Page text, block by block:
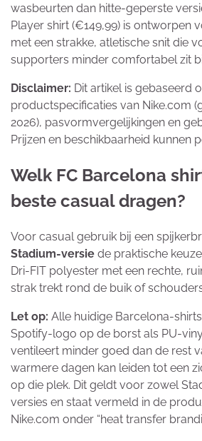
wasbeurten dan hitte-geperste
Player shirt (€149,99) is ontworpen
met een strakke, atletische snit die
supporters minder comfortabel zit
Disclaimer: Dit artikel is gebaseerd
productspecificaties van Nike.com
2026), pasvormvergelijkingen en
Prijzen en beschikbaarheid kunnen
Welk FC Barcelona
beste casual dragen?
Voor casual gebruik bij een
Stadium-versie de praktische
Dri-FIT polyester met een rechte,
strak trekt rond de buik of
Let op: Alle huidige Barcelona-
Spotify-logo op de borst als PU-
ventileert minder goed dan de rest
warmere dagen kan leiden tot een
op die plek. Dit geldt voor zowel
versies en staat vermeld in de
Nike.com onder “heat transfer